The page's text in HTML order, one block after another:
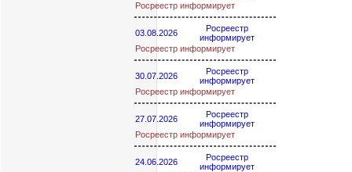
Росреестр информирует
03.08.2026
Росреестр
информирует
Росреестр информирует
30.07.2026
Росреестр
информирует
Росреестр информирует
27.07.2026
Росреестр
информирует
Росреестр информирует
24.06.2026
Росреестр
информирует